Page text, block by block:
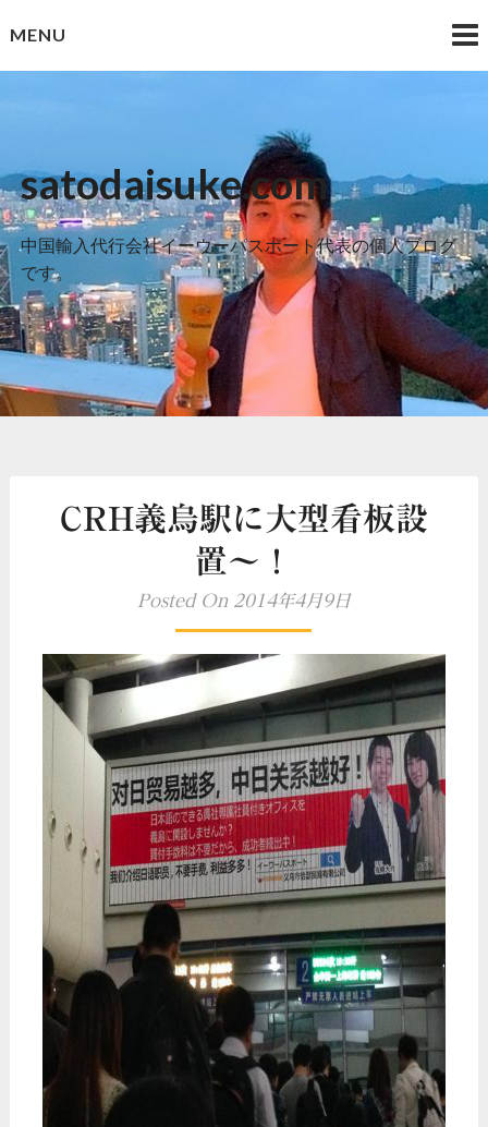
toMENU
satodaisuke.com
中国輸入代行会社イーウーパスポート代表の個人ブログ
です。
CRH義烏駅に大型看板設
置〜！
Posted On 2014年4月9日